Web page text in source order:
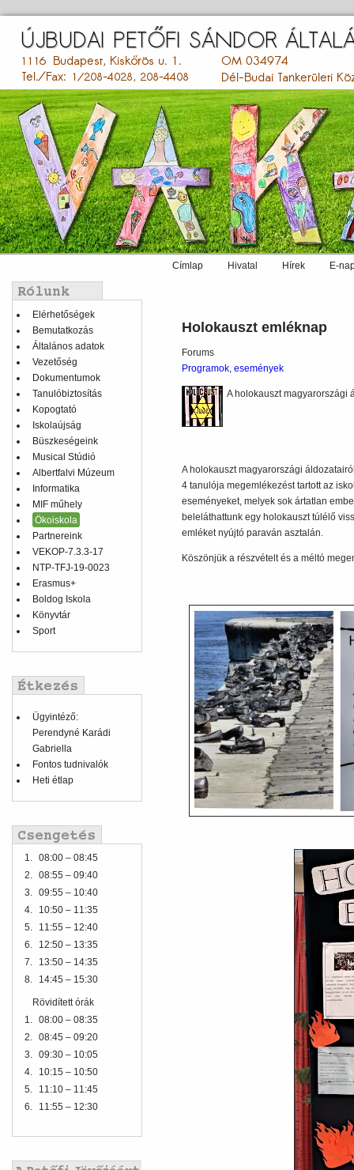
tartalomra
menu
Címlap Hivatal Hírek E-
Balmenü
Elérhetőségek
Bemutatkozás
Általános adatok
Vezetőség
Dokumentumok
Tanulóbiztosítás
Kopogtató
Iskolaújság
Büszkeségeink
Musical Stúdió
Albertfalvi Múzeum
Informatika
MIF műhely
Ökoiskola
Partnereink
VEKOP-7.3.3-17
NTP-TFJ-19-0023
Erasmus+
Boldog Iskola
Könyvtár
Sport
Ügyintéző:
Perendyné Karádi
Gabriella
Fontos tudnivalók
Heti étlap
1. 08:00 – 08:45
2. 08:55 – 09:40
3. 09:55 – 10:40
4.
10:50 – 11:35
5.
11:55 – 12:40
6.
12:50 – 13:35
7.
13:50 – 14:35
8.
14:45 – 15:30
Rövidített órák
1. 08:00 – 08:35
2. 08:45 – 09:20
3. 09:30 – 10:05
4.
10:15 – 10:50
5.
11:10 – 11:45
6.
11:55 – 12:30
Holokauszt emléknap
Forums
Programok, események
A holokauszt magyarországi
A holokauszt magyarországi
4 tanulója megemlékezést tartott az
eseményeket, melyek sok ártatlan
beleláthattunk egy holokauszt túlélő
emléket nyújtó paraván asztalán.
Köszönjük a részvételt és a méltó